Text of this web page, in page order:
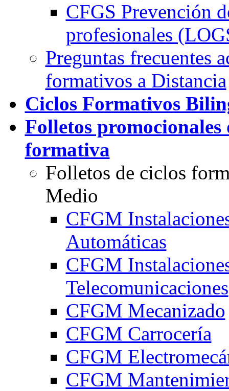
CFGS Prevención
profesionales
Preguntas frecuentes
formativos a Distancia
Ciclos Formativos
Folletos
formativa
Folletos de ciclos
Medio
CFGM
Automáticas
CFGM
Telecomunicaciones
CFGM Mecanizado
CFGM Carrocería
CFGM
CFGM